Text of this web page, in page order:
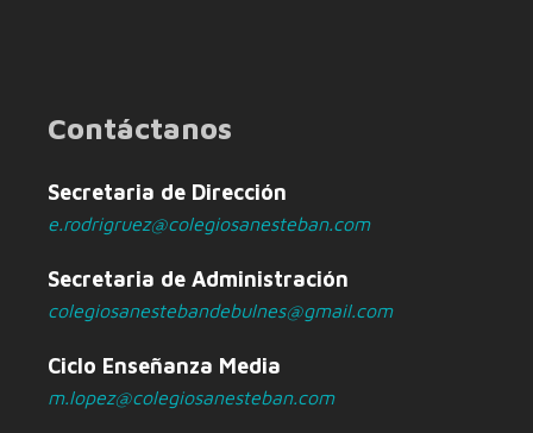
Contáctanos
Secretaria de Dirección
e.rodrigruez@colegiosanesteban.com
Secretaria de Administración
colegiosanestebandebulnes@gmail.com
Ciclo Enseñanza Media
m.lopez@colegiosanesteban.com